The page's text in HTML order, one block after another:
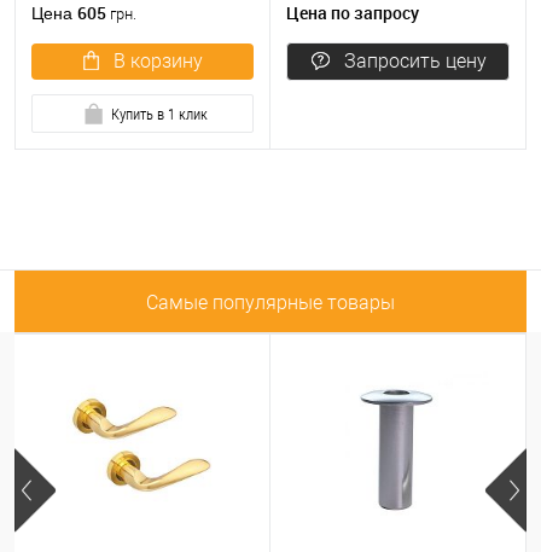
Цена 605 грн.
В корзину
Купить в 1 клик
Цена по запросу
Запросить цену
Самые популярные товары